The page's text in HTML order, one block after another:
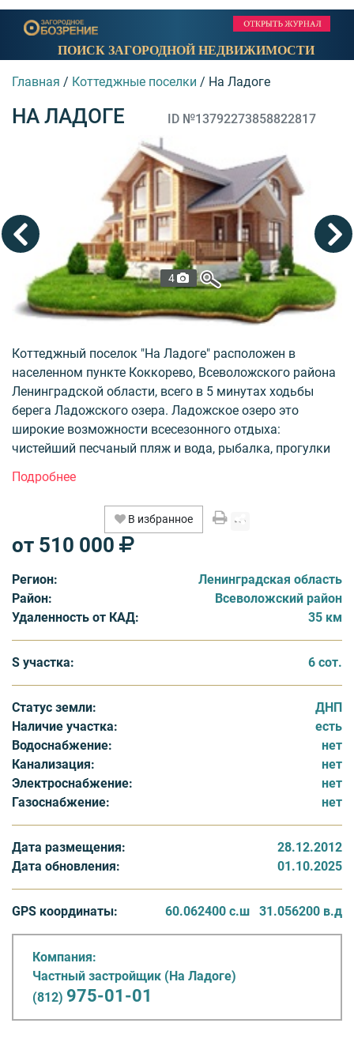
ПОИСК ЗАГОРОДНОЙ НЕДВИЖИМОСТИ
Главная / Коттеджные поселки / На Ладоге
НА ЛАДОГЕ ID №13792273858822817
4
Коттеджный поселок "На Ладоге" расположен в
населенном пункте Коккорево, Всеволожского района
Ленинградской области, всего в 5 минутах ходьбы
берега Ладожского озера. Ладожское озеро это
широкие возможности всесезонного отдыха:
чистейший песчаный пляж и вода, рыбалка, прогулки
виндсерфинг, яхтинг.
На территории поселка реализуется 135 земельных
участков площадью от 6 до 20 соток. Форма
на строительство, однако девелопер предоставляет
каталого готовых проектов домов. Цена за сотку
земли от 85 тыс. рублей, стоимость участков от 510
тыс. рублей. Участки будут обеспечены 15 кВт
электроэнергии, включено в стоимость, при
на будущий год - газификация поселка. Центральный
водопровод от артезианских скважин обеспечит
поселок водой.
В поселке прокладываются автомобильные дороги с
щебенчатым покрытим, будет обеспечен общий
периметр охраны. Ближайший магазин находится в
Коккорево.
В избранное
от 510 000
Регион:
Ленинградская область
Район:
Всеволожский район
Удаленность от КАД:
35 км
S участка: 6 сот.
Статус земли:
ДНП
Наличие участка:
есть
Водоснабжение:
нет
Канализация:
нет
Электроснабжение:
нет
Газоснабжение:
нет
Дата размещения:
28.12.2012
Дата обновления:
01.10.2025
GPS координаты: 60.062400 с.ш 31.056200 в.д
Компания:
Частный застройщик (На Ладоге)
(812) 975-01-01